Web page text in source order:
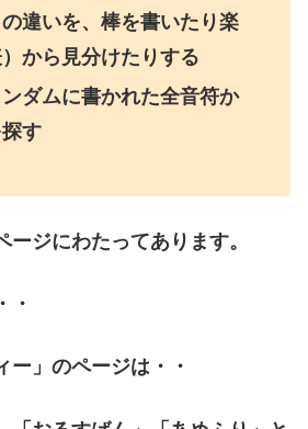
の違いを、棒を書いたり楽
から見分けたりする
ダムに書かれた全音符か
す
ージにわたってあります。
・
ー」のページは・・